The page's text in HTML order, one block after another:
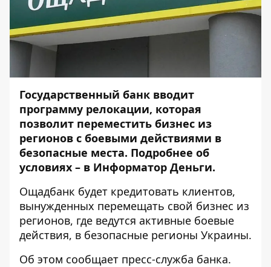
Государственный банк вводит
программу релокации, которая
позволит переместить бизнес из
регионов с боевыми действиями в
безопасные места. Подробнее об
условиях – в Информатор Деньги.
Ощадбанк будет кредитовать клиентов,
вынужденных перемещать свой бизнес из
регионов, где ведутся активные боевые
действия, в безопасные регионы Украины.
Об этом сообщает пресс-служба банка.